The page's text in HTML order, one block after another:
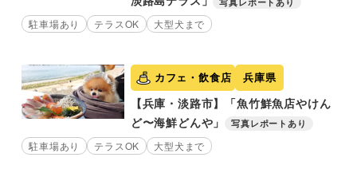
写真レポートあり
駐車場あり テラスOK 大型犬まで
カフェ・飲食店 兵庫県
【兵庫・淡路市】「魚竹鮮魚店やけん
ど〜海鮮どんや」
写真レポートあり
駐車場あり テラスOK 大型犬まで